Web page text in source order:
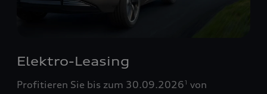
Elektro-Leasing
Profitieren Sie bis zum 30.09.20261 von